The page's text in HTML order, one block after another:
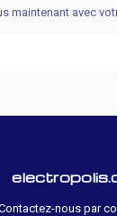
maintenant avec
nous par